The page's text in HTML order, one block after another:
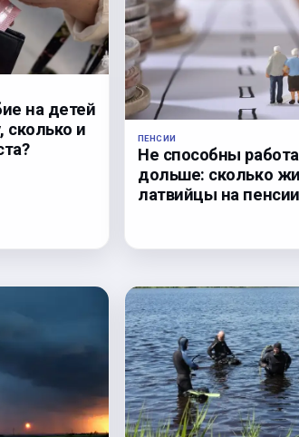
на детей
сколько и
ПЕНСИИ
Не способны
дольше: сколько
латвийцы на